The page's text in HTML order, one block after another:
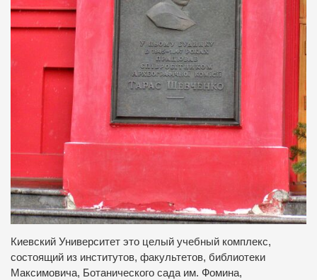
Киевский Университет это целый учебный комплекс,
состоящий из институтов, факультетов, библиотеки
Максимовича, Ботанического сада им. Фомина,